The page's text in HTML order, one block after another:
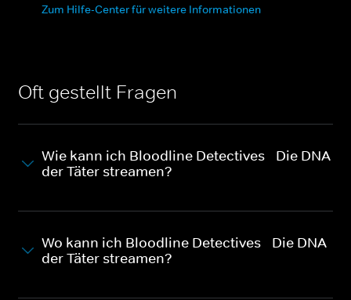
Zum Hilfe-Center für weitere Informationen
Oft gestellt Fragen
Wie kann ich Bloodline Detectives - Die DNA
der Täter streamen?
Wo kann ich Bloodline Detectives - Die DNA
der Täter streamen?